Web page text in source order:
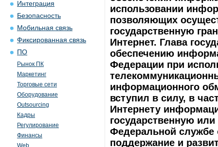
Интеграция
Безопасность
Мобильная связь
Фиксированная связь
ПО
Рынок ПК
Маркетинг
Торговые сети
Оборудование
Outsourcing
Кадры
Регулирование
Финансы
Web
использовании
позволяющих
государственную
Интернет. Глава
обеспечению
Федерации при
информационного
вступил в силу, в
Интернету
государственную
Федеральной службе
поддержание и